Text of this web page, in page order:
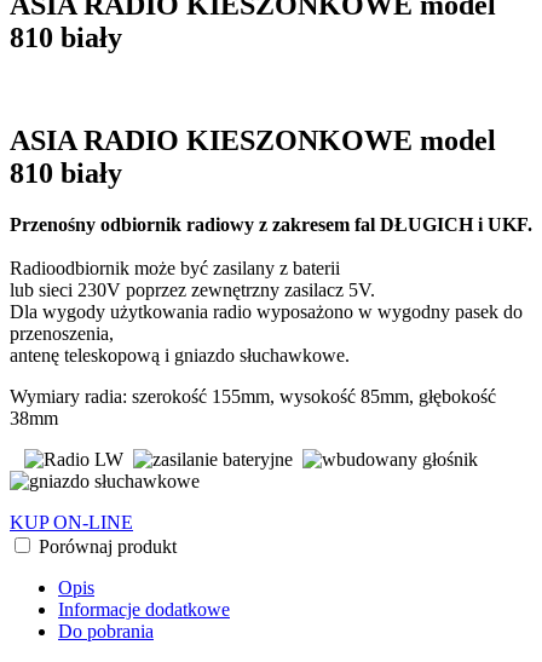
810 biały
ASIA RADIO KIESZONKOWE model
810 biały
Przenośny odbiornik radiowy z zakresem fal DŁUGICH i UKF.
Radioodbiornik może być zasilany z baterii
lub sieci 230V poprzez zewnętrzny zasilacz 5V.
Dla wygody użytkowania radio wyposażono w wygodny pasek do
przenoszenia,
antenę teleskopową i gniazdo słuchawkowe.
Wymiary radia: szerokość 155mm, wysokość 85mm, głębokość
38mm
KUP ON-LINE
Porównaj produkt
Opis
Informacje dodatkowe
Do pobrania